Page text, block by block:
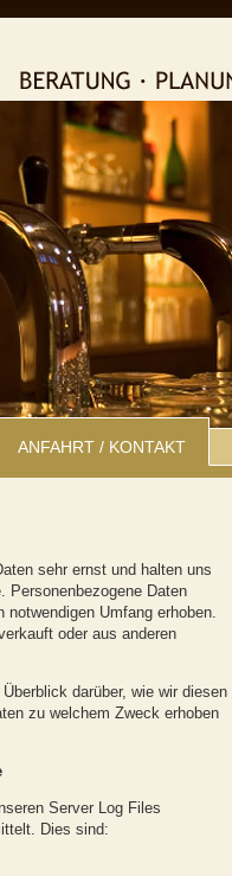
ANFAHRT / KONTAKT
sehr ernst und halten uns
Personenbezogene Daten
Umfang erhoben.
oder aus anderen
darüber, wie wir diesen
zu welchem Zweck erhoben
Server Log Files
Dies sind: